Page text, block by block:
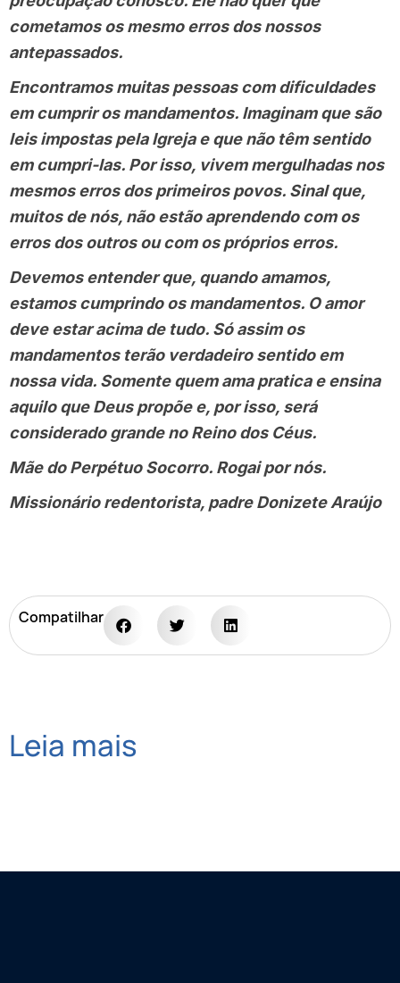
cometamos os mesmo erros dos nossos
antepassados.
Encontramos muitas pessoas com dificuldades
em cumprir os mandamentos. Imaginam que são
leis impostas pela Igreja e que não têm sentido
em cumpri-las. Por isso, vivem mergulhadas nos
mesmos erros dos primeiros povos. Sinal que,
muitos de nós, não estão aprendendo com os
erros dos outros ou com os próprios erros.
Devemos entender que, quando amamos,
estamos cumprindo os mandamentos. O amor
deve estar acima de tudo. Só assim os
mandamentos terão verdadeiro sentido em
nossa vida. Somente quem ama pratica e ensina
aquilo que Deus propõe e, por isso, será
considerado grande no Reino dos Céus.
Mãe do Perpétuo Socorro. Rogai por nós.
Missionário redentorista, padre Donizete Araújo
Compatilhar
Leia mais